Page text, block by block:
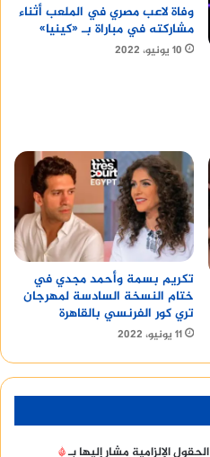
وفاة لاعب مصري في الملعب أثناء
مشاركته في مباراة بـ «كينيا»
10 يونيو، 2022
تكريم بسمة وأحمد مجدي في
ختام النسخة السادسة لمهرجان
تري كور الفرنسي بالقاهرة
11 يونيو، 2022
الحقول الإلزامية مشار إليها بـ*